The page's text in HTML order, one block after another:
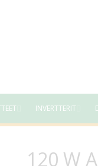
INVERTTERIT
120 W